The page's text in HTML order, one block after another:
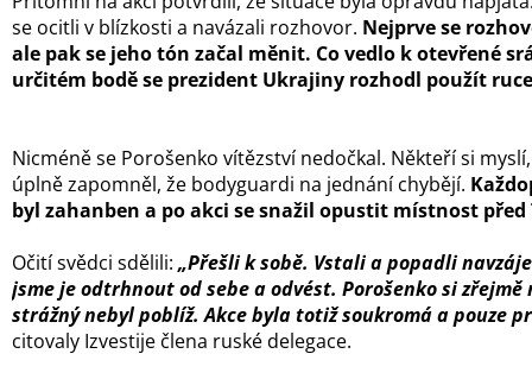
se ocitli v blízkosti a navázali rozhovor. Nejprve se
ale pak se jeho tón začal měnit. Co vedlo k otevřené
určitém bodě se prezident Ukrajiny rozhodl použít
Nicméně se Porošenko vítězství nedočkal. Někteří si
úplně zapomněl, že bodyguardi na jednání chybějí.
byl zahanben a po akci se snažil opustit místnost
Očití svědci sdělili: „Přešli k sobě. Vstali a popadli
jsme je odtrhnout od sebe a odvést. Porošenko si zřejmě
strážný nebyl poblíž. Akce byla totiž soukromá a pouze
citovaly Izvestije člena ruské delegace.